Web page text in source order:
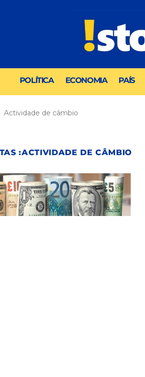
POLÍTICA ECONOMIA PAÍS
Actividade de câmbio
:ACTIVIDADE DE CÂMBIO